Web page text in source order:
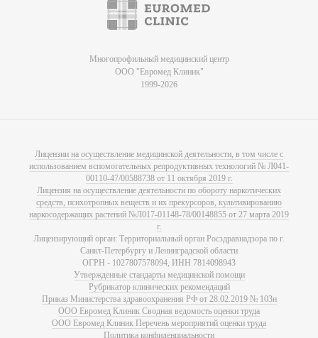
Многопрофильный медицинский центр
ООО "Евромед Клиник"
1999-2026
Лицензии на осуществление медицинской деятельности, в том числе с
использованием вспомогательных репродуктивных технологий № Л041-
00110-47/00588738 от 11 октября 2019 г.
Лицензия на осуществление деятельности по обороту наркотических
средств, психотропных веществ и их прекурсоров, культивированию
наркосодержащих растений №Л017-01148-78/00148855 от 27 марта 2019
г.
Лицензирующий орган: Территориальный орган Росздравнадзора по г.
Санкт-Петербургу и Ленинградской области
ОГРН - 1027807578094, ИНН 7814098943
Утвержденные стандарты медицинской помощи
Рубрикатор клинических рекомендаций
Приказ Министерства здравоохранения РФ от 28.02.2019 № 103н
ООО Евромед Клиник Сводная ведомость оценки труда
ООО Евромед Клиник Перечень мероприятий оценки труда
Политика конфиденциальности